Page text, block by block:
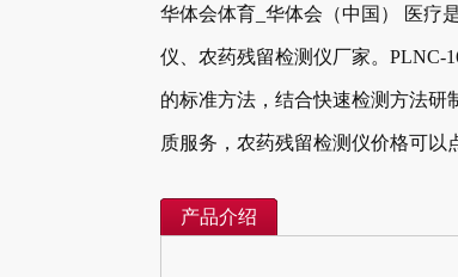
华体会体育_华体会（中国） 医疗
仪、农药残留检测仪厂家。PLNC-
的标准方法，结合快速检测方法
质服务，农药残留检测仪价格可以
产品介绍